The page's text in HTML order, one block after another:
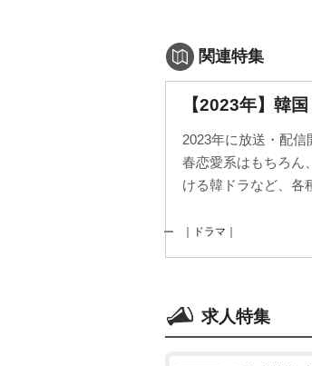
関連特集
【2023年】韓
2023年に放送・配
春恋愛系はもちろん
ける韓ドラなど、各
｜ドラマ｜
求人特集